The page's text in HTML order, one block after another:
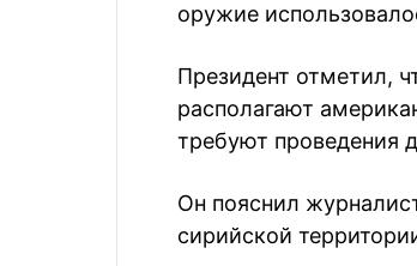
оружие
Президент отметил,
располагают
требуют проведения
Он пояснил
сирийской